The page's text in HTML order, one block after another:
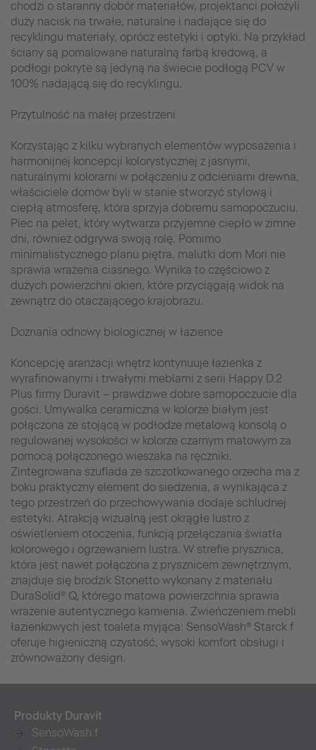
chodzi o staranny dobór materiałów, projektanci położyli
duży nacisk na trwałe, naturalne i nadające się do
recyklingu materiały, oprócz estetyki i optyki. Na przykład
ściany są pomalowane naturalną farbą kredową, a
podłogi pokryte są jedyną na świecie podłogą PCV w
100% nadającą się do recyklingu.
Przytulność na małej przestrzeni
Korzystając z kilku wybranych elementów wyposażenia i
harmonijnej koncepcji kolorystycznej z jasnymi,
naturalnymi kolorami w połączeniu z odcieniami drewna,
właściciele domów byli w stanie stworzyć stylową i
ciepłą atmosferę, która sprzyja dobremu samopoczuciu.
Piec na pelet, który wytwarza przyjemne ciepło w zimne
dni, również odgrywa swoją rolę. Pomimo
minimalistycznego planu piętra, malutki dom Mori nie
sprawia wrażenia ciasnego. Wynika to częściowo z
dużych powierzchni okien, które przyciągają widok na
zewnątrz do otaczającego krajobrazu.
Doznania odnowy biologicznej w łazience
Koncepcję aranżacji wnętrz kontynuuje łazienka z
wyrafinowanymi i trwałymi meblami z serii Happy D.2
Plus firmy Duravit – prawdziwe dobre samopoczucie dla
gości. Umywalka ceramiczna w kolorze białym jest
połączona ze stojącą w podłodze metalową konsolą o
regulowanej wysokości w kolorze czarnym matowym za
pomocą połączonego wieszaka na ręczniki.
Zintegrowana szuflada ze szczotkowanego orzecha ma z
boku praktyczny element do siedzenia, a wynikająca z
tego przestrzeń do przechowywania dodaje schludnej
estetyki. Atrakcją wizualną jest okrągłe lustro z
oświetleniem otoczenia, funkcją przełączania światła
kolorowego i ogrzewaniem lustra. W strefie prysznica,
która jest nawet połączona z prysznicem zewnętrznym,
znajduje się brodzik Stonetto wykonany z materiału
DuraSolid® Q, którego matowa powierzchnia sprawia
wrażenie autentycznego kamienia. Zwieńczeniem mebli
łazienkowych jest toaleta myjąca: SensoWash® Starck f
oferuje higieniczną czystość, wysoki komfort obsługi i
zrównoważony design.
Produkty Duravit
SensoWash f